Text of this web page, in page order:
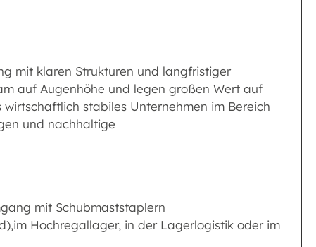
mit klaren Strukturen und langfristiger
auf Augenhöhe und legen großen Wert auf
stabiles Unternehmen im Bereich
und nachhaltige
mit Schubmaststaplern
Hochregallager, in der Lagerlogistik oder im